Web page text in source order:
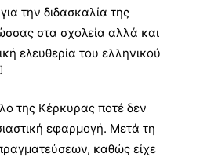
την διδασκαλία της
στα σχολεία αλλά και
ελευθερία του ελληνικού
της Κέρκυρας ποτέ δεν
εφαρμογή. Μετά τη
καθώς είχε